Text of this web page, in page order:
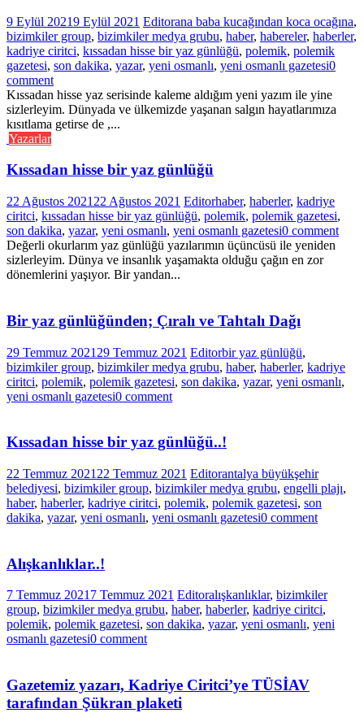
9 Eylül 20219 Eylül 2021 Editorana baba kucağından koca ocağına,
bizimkiler group, bizimkiler medya grubu, haber, habereler, haberler,
kadriye ciritci, kıssadan hisse bir yaz günlüğü, polemik, polemik
gazetesi, son dakika, yazar, yeni osmanlı, yeni osmanlı gazetesi0
comment
Kıssadan hisse yaz serisinde kaleme aldığım yeni yazım ile yine
sizlerleyim. Dünyada ve ülkemizde yaşanan salgın hayatlarımıza
kısıtlama getirse de ,...
Yazarlar
Kıssadan hisse bir yaz günlüğü
22 Ağustos 2021 22 Ağustos 2021 Editorhaber, haberler, kadriye
ciritci, kıssadan hisse bir yaz günlüğü, polemik, polemik gazetesi,
son dakika, yazar, yeni osmanlı, yeni osmanlı gazetesi0 comment
Değerli okurlarım yaz günlüğü yazılarımın üçüncüsü ile yeniden
sizlerleyim. Dünya ve insanlık yaşamakta olduğu çağın en zor
dönemlerini yaşıyor. Bir yandan...
Bir yaz günlüğünden; Çıralı ve Tahtalı Dağı
29 Temmuz 2021 29 Temmuz 2021 Editorbir yaz günlüğü,
bizimkiler group, bizimkiler medya grubu, haber, haberler, kadriye
ciritci, polemik, polemik gazetesi, son dakika, yazar, yeni osmanlı,
yeni osmanlı gazetesi0 comment
Kıssadan hisse bir yaz günlüğü..!
22 Temmuz 2021 22 Temmuz 2021 Editorantalya büyükşehir
belediyesi, bizimkiler group, bizimkiler medya grubu, engelli plajı,
haber, haberler, kadriye ciritci, polemik, polemik gazetesi, son
dakika, yazar, yeni osmanlı, yeni osmanlı gazetesi0 comment
Alışkanlıklar..!
7 Temmuz 20217 Temmuz 2021 Editoralışkanlıklar, bizimkiler
group, bizimkiler medya grubu, haber, haberler, kadriye ciritci,
polemik, polemik gazetesi, son dakika, yazar, yeni osmanlı, yeni
osmanlı gazetesi0 comment
Gazetemiz yazarı, Kadriye Ciritci’ye TÜSİAV
tarafından Şükran plaketi